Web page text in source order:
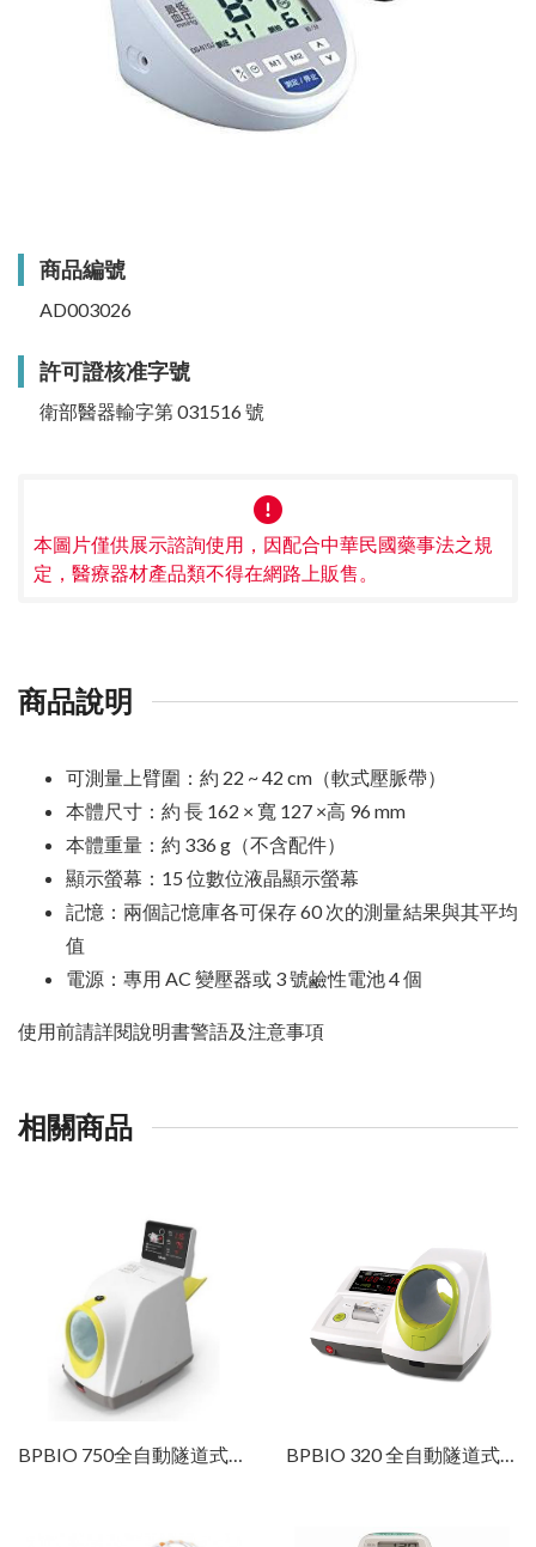
商品編號
AD003026
許可證核准字號
衛部醫器輸字第 031516 號
本圖片僅供展示諮詢使用，因配合中華民國藥事法之規
定，醫療器材產品類不得在網路上販售。
商品說明
可測量上臂圍：約 22 ~ 42 cm（軟式壓脈帶）
本體尺寸：約 長 162 × 寬 127 ×高 96 mm
本體重量：約 336 g（不含配件）
顯示螢幕：15 位數位液晶顯示螢幕
記憶：兩個記憶庫各可保存 60 次的測量結果與其平均
值
電源：專用 AC 變壓器或 3 號鹼性電池 4 個
使用前請詳閱說明書警語及注意事項
相關商品
BPBIO 750全自動隧道式血壓計 BPBIO 320 全自動隧道式血壓計